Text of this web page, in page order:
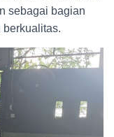
sebagai bagian
berkualitas.